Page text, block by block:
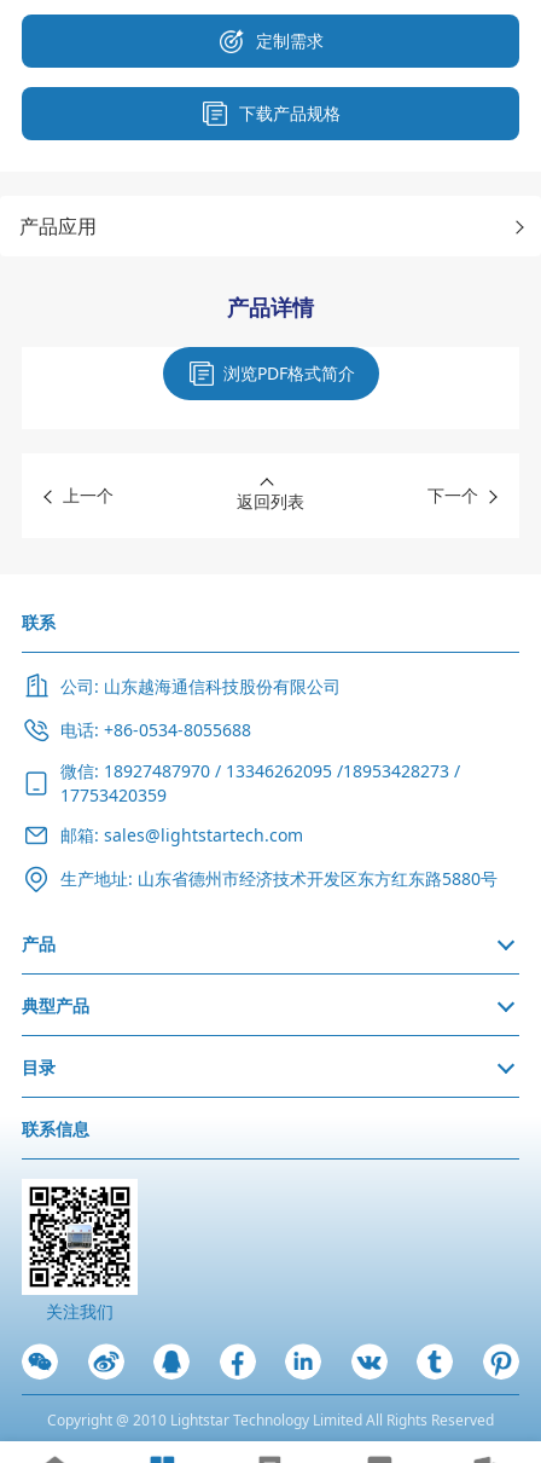
定制需求
下载产品规格
产品应用
产品详情
浏览PDF格式简介
上一个 返回列表 下一个
联系
公司: 山东越海通信科技股份有限公司
电话: +86-0534-8055688
微信: 18927487970 / 13346262095 /18953428273 /
17753420359
邮箱: sales@lightstartech.com
生产地址: 山东省德州市经济技术开发区东方红东路5880号
产品
典型产品
目录
联系信息
关注我们
Copyright @ 2010 Lightstar Technology Limited All Rights Reserved